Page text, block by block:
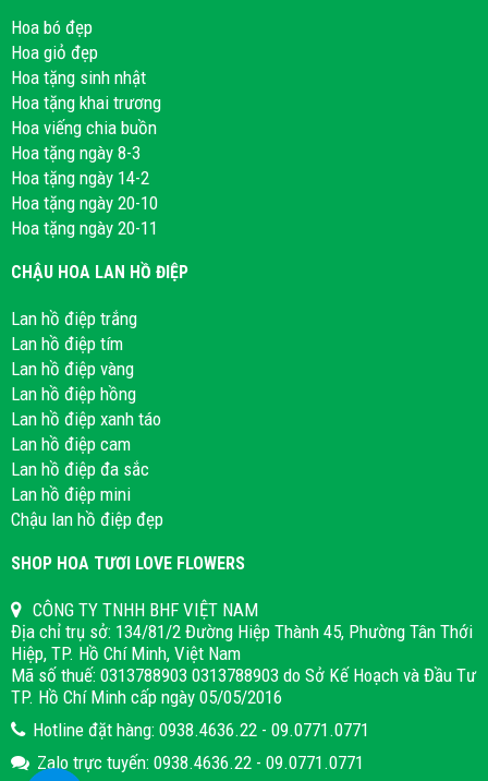
Hoa bó đẹp
Hoa giỏ đẹp
Hoa tặng sinh nhật
Hoa tặng khai trương
Hoa viếng chia buồn
Hoa tặng ngày 8-3
Hoa tặng ngày 14-2
Hoa tặng ngày 20-10
Hoa tặng ngày 20-11
CHẬU HOA LAN HỒ ĐIỆP
Lan hồ điệp trắng
Lan hồ điệp tím
Lan hồ điệp vàng
Lan hồ điệp hồng
Lan hồ điệp xanh táo
Lan hồ điệp cam
Lan hồ điệp đa sắc
Lan hồ điệp mini
Chậu lan hồ điệp đẹp
SHOP HOA TƯƠI LOVE FLOWERS
CÔNG TY TNHH BHF VIỆT NAM
Địa chỉ trụ sở: 134/81/2 Đường Hiệp Thành 45, Phường Tân Thới
Hiệp, TP. Hồ Chí Minh, Việt Nam
Mã số thuế: 0313788903 0313788903 do Sở Kế Hoạch và Đầu Tư
TP. Hồ Chí Minh cấp ngày 05/05/2016
Hotline đặt hàng: 0938.4636.22 - 09.0771.0771
Zalo trực tuyến: 0938.4636.22 - 09.0771.0771